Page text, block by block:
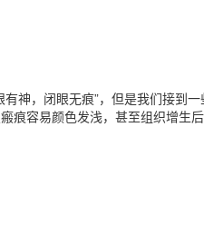
神，闭眼无痕”，但是我们接到
痕容易颜色发浅，甚至组织增生